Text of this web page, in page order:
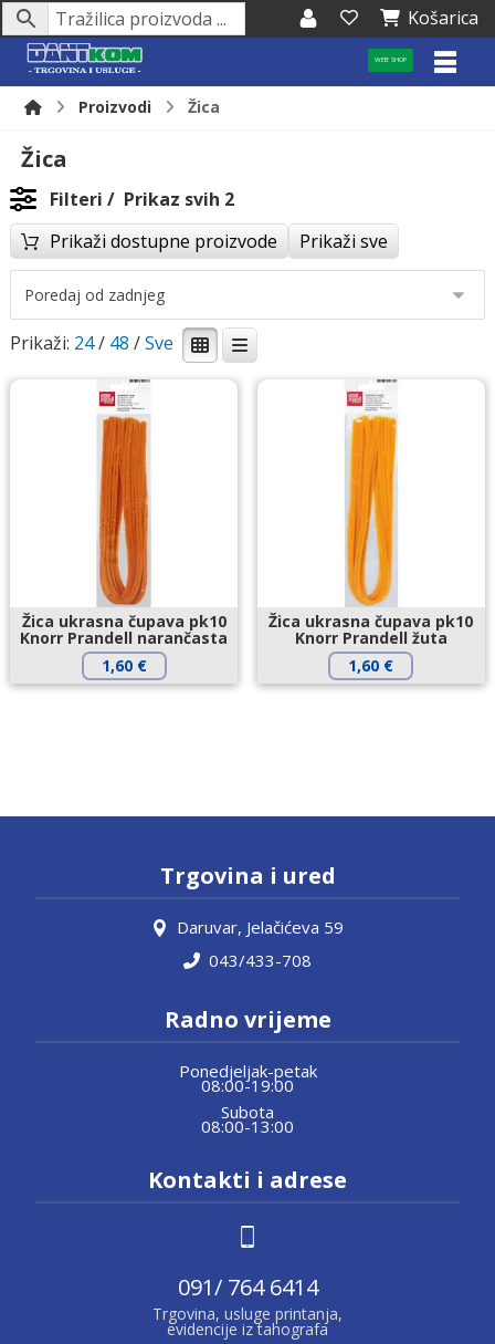
Košarica
WEB SHOP
Proizvodi Žica
Žica
Filteri
Prikaz svih 2
Prikaži dostupne proizvode
Prikaži sve
Prikaži: 24/ 48 /
Žica ukrasna čupava pk10
Knorr Prandell narančasta
1,60 €
Žica ukrasna čupava pk10
Knorr Prandell žuta
1,60 €
Trgovina i ured
Daruvar, Jelačićeva 59
043/433-708
Radno vrijeme
Ponedjeljak-petak
08:00-19:00
Subota
08:00-13:00
Kontakti i adrese
091/ 764 6414
Trgovina, usluge printanja,
evidencije iz tahografa